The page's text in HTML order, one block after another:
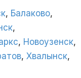
, Балаково,
,
, Новоузенск,
, Хвалынск,